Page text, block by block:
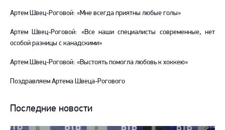
Артем Швец-Роговой: «Мне всегда приятны любые голы»
Артем Швец-Роговой: «Все наши специалисты современные, нет
особой разницы с канадскими»
Артем Швец-Роговой: «Выстоять помогла любовь к хоккею»
Поздравляем Артема Швеца-Рогового
Последние новости